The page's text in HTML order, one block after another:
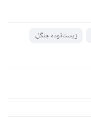
زیست‌توده جنگل،